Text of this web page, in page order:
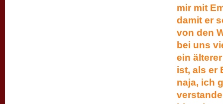
mir mit
damit er
von den
bei uns
ein
ist, als er
naja, ich